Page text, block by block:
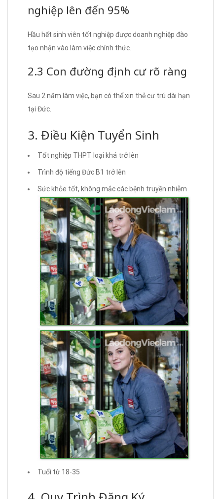
nghiệp lên đến 95%
Hầu hết sinh viên tốt nghiệp được doanh nghiệp đào
tạo nhận vào làm việc chính thức.
2.3 Con đường định cư rõ ràng
Sau 2 năm làm việc, bạn có thể xin thẻ cư trú dài hạn
tại Đức.
3. Điều Kiện Tuyển Sinh
Tốt nghiệp THPT loại khá trở lên
Trình độ tiếng Đức B1 trở lên
Sức khỏe tốt, không mắc các bệnh truyền nhiễm
Tuổi từ 18-35